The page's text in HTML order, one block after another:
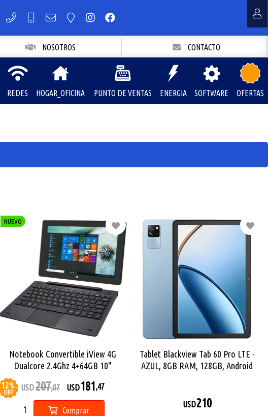
NOSOTROS CONTACTO
REDES HOGAR_OFICINA PUNTO DE VENTAS ENERGIA SOFTWARE OFERTAS
NUEVO
Notebook Convertible iView 4G
Dualcore 2.4Ghz 4+64GB 10"
12%
OFF
USD207,07 USD181,47
Comprar
Tablet Blackview Tab 60 Pro LTE -
AZUL, 8GB RAM, 128GB, Android
USD210